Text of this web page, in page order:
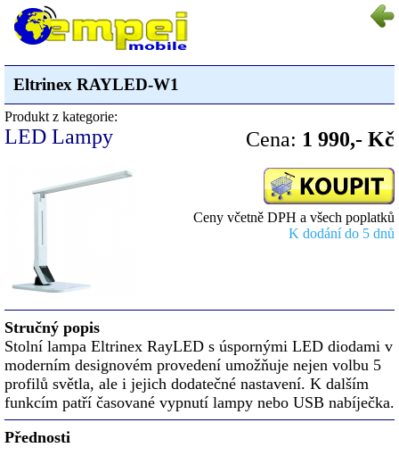
Eltrinex RAYLED-W1
Produkt z kategorie:
LED Lampy Cena: 1 990,- Kč
Ceny včetně DPH a všech poplatků
K dodání do 5 dnů
Stručný popis
Stolní lampa Eltrinex RayLED s úspornými LED diodami v
moderním designovém provedení umožňuje nejen volbu 5
profilů světla, ale i jejich dodatečné nastavení. K dalším
funkcím patří časované vypnutí lampy nebo USB nabíječka.
Přednosti